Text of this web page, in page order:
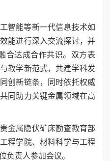
智能等新一代信息技术如
能进行深入交流探讨，并
合达成合作共识。双方表
教学新范式，共建学科发
创新链条，同时依托权威
同助力关键金属领域在高
金属隐伏矿床勘查教育部
程学院、材料科学与工程
负责人参加会议。